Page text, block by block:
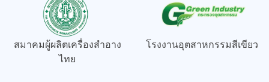
สมาคมผู้ผลิตเครื่องสำอาง
ไทย
โรงงานอุตสาหกรรมสีเขียว